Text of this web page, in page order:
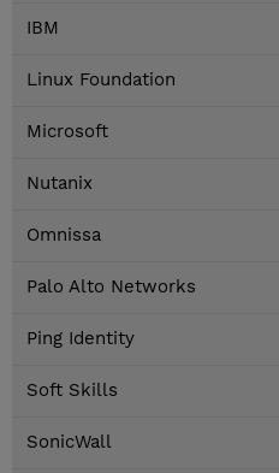
IBM
Linux Foundation
Microsoft
Nutanix
Omnissa
Palo Alto Networks
Ping Identity
Soft Skills
SonicWall